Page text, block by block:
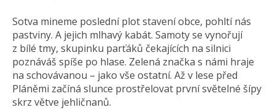
Sotva mineme poslední plot stavení obce, pohltí nás
pastviny. A jejich mlhavý kabát. Samoty se vynořují
z bílé tmy, skupinku parťáků čekajících na silnici
poznáváš spíše po hlase. Zelená značka s námi hraje
na schovávanou – jako vše ostatní. Až v lese před
Pláněmi začíná slunce prostřelovat první světelné šípy
skrz větve jehličnanů.